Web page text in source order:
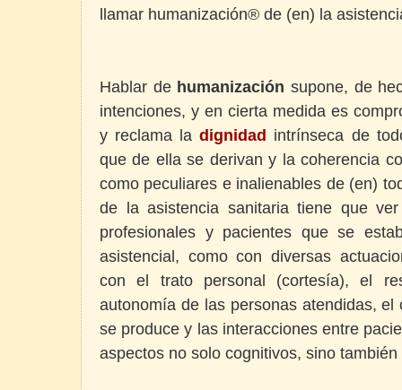
llamar humanización® de (en) la
Hablar de humanización supone, de
intenciones, y en cierta medida es
y reclama ladignidad intrínseca de
que de ella se derivan y la coherencia
como peculiares e inalienables de (en)
de la asistencia sanitaria tiene que
profesionales y pacientes que se
asistencial, como con diversas
con el trato personal (cortesía), el
autonomía de las personas atendidas,
se produce y las interacciones entre
aspectos no solo cognitivos, sino